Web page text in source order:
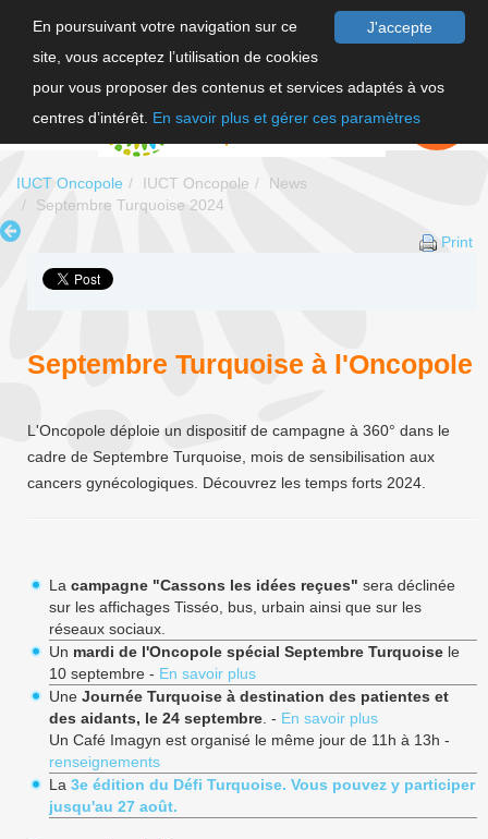
J'accepte
En poursuivant votre navigation sur ce
site, vous acceptez l’utilisation de cookies
pour vous proposer des contenus et services adaptés à vos
centres d’intérêt. En savoir plus et gérer ces paramètres
FAIRE UN
DON
IUCT Oncopole IUCT Oncopole
News
Septembre Turquoise 2024
Print
Septembre Turquoise à l'Oncopole
L'Oncopole déploie un dispositif de campagne à 360° dans le
cadre de Septembre Turquoise, mois de sensibilisation aux
cancers gynécologiques. Découvrez les temps forts 2024.
La campagne "Cassons les idées reçues" sera déclinée
sur les affichages Tisséo, bus, urbain ainsi que sur les
réseaux sociaux.
Un mardi de l'Oncopole spécial Septembre Turquoise le
10 septembre - En savoir plus
Une Journée Turquoise à destination des patientes et
des aidants, le 24 septembre . - En savoir plus
Un Café Imagyn est organisé le même jour de 11h à 13h -
renseignements
La 3e édition du Défi Turquoise. Vous pouvez y participer
jusqu'au 27 août.